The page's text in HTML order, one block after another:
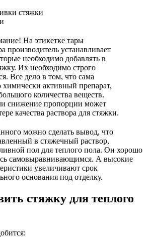
На этикетке тары
производитель устанавливает
необходимо добавлять в
Их необходимо строго
Все дело в том, что сама
химически активный препарат,
количества веществ.
снижение пропорции может
качества раствора для стяжки.
можно сделать вывод, что
в стяжечный раствор,
пол для теплого пола. Он хорошо
самовыравнивающимся. А высокие
увеличивают срок
основания под отделку.
стяжку для теплого